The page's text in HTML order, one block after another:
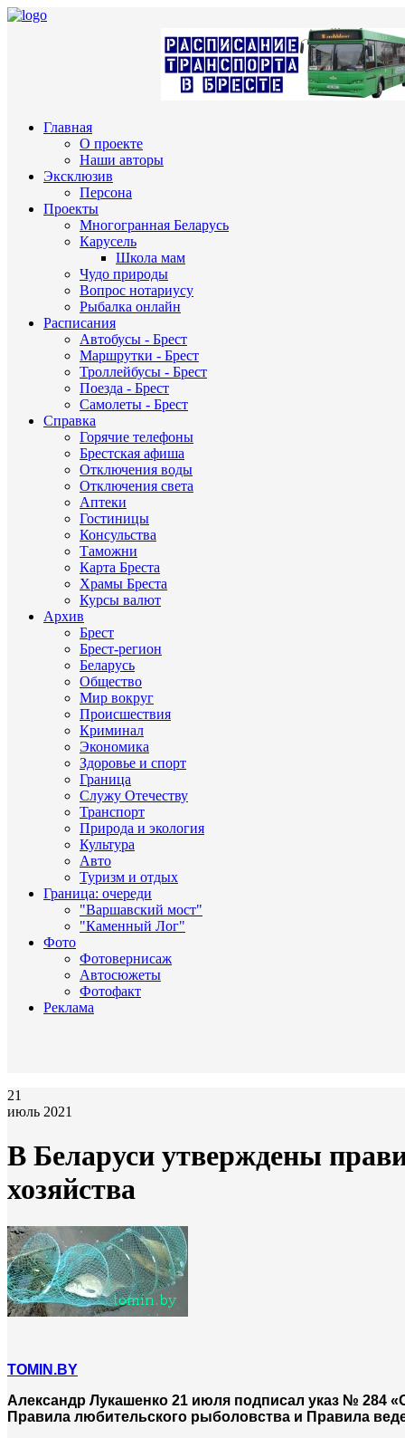
Главная
О проекте
Наши авторы
Эксклюзив
Персона
Проекты
Многогранная Беларусь
Карусель
Школа мам
Чудо природы
Вопрос нотариусу
Рыбалка онлайн
Расписания
Автобусы - Брест
Маршрутки - Брест
Троллейбусы - Брест
Поезда - Брест
Самолеты - Брест
Справка
Горячие телефоны
Брестская афиша
Отключения воды
Отключения света
Аптеки
Гостиницы
Консульства
Таможни
Карта Бреста
Храмы Бреста
Курсы валют
Архив
Брест
Брест-регион
Беларусь
Общество
Мир вокруг
Происшествия
Криминал
Экономика
Здоровье и спорт
Граница
Служу Отечеству
Транспорт
Природа и экология
Культура
Авто
Туризм и отдых
Граница: очереди
"Варшавский мост"
"Каменный Лог"
Фото
Фотовернисаж
Автосюжеты
Фотофакт
Реклама
21
июль 2021
В Беларуси утверждены
хозяйства
ТOMIN.BY
Александр Лукашенко 21 июля подписал указ № 284
Правила любительского рыболовства и Правила